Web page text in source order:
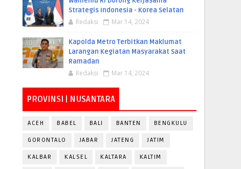
Strategis Indonesia - Korea Selatan
Redaksi Mar 14, 2024
Kapolda Metro Terbitkan Maklumat
Larangan Kegiatan Masyarakat Saat
Ramadan
Redaksi Mar 14, 2024
PROVINSI | NUSANTARA
ACEH BABEL BALI BANTEN BENGKULU
GORONTALO JABAR JATENG JATIM
KALBAR KALSEL KALTARA KALTIM